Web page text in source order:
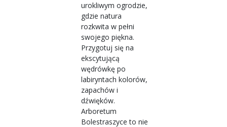
urokliwym ogrodzie,
gdzie natura
rozkwita w pełni
swojego piękna.
Przygotuj się na
ekscytującą
wędrówkę po
labiryntach kolorów,
zapachów i
dźwięków.
Arboretum
Bolestraszyce to nie